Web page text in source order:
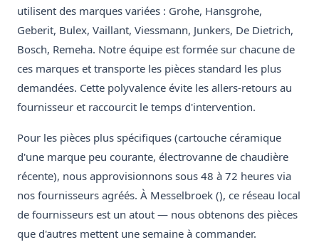
utilisent des marques variées : Grohe, Hansgrohe,
Geberit, Bulex, Vaillant, Viessmann, Junkers, De Dietrich,
Bosch, Remeha. Notre équipe est formée sur chacune de
ces marques et transporte les pièces standard les plus
demandées. Cette polyvalence évite les allers-retours au
fournisseur et raccourcit le temps d'intervention.
Pour les pièces plus spécifiques (cartouche céramique
d'une marque peu courante, électrovanne de chaudière
récente), nous approvisionnons sous 48 à 72 heures via
nos fournisseurs agréés. À Messelbroek (), ce réseau local
de fournisseurs est un atout — nous obtenons des pièces
que d'autres mettent une semaine à commander.